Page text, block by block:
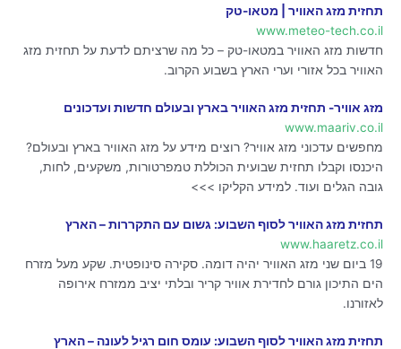
תחזית מזג האוויר | מטאו-טק
www.meteo-tech.co.il
חדשות מזג האוויר במטאו-טק – כל מה שרציתם לדעת על תחזית מזג
האוויר בכל אזורי וערי הארץ בשבוע הקרוב.
מזג אוויר- תחזית מזג האוויר בארץ ובעולם חדשות ועדכונים
www.maariv.co.il
מחפשים עדכוני מזג אוויר? רוצים מידע על מזג האוויר בארץ ובעולם?
היכנסו וקבלו תחזית שבועית הכוללת טמפרטורות, משקעים, לחות,
גובה הגלים ועוד. למידע הקליקו >>>
תחזית מזג האוויר לסוף השבוע: גשום עם התקררות – הארץ
www.haaretz.co.il
19 ביום שני מזג האוויר יהיה דומה. סקירה סינופטית. שקע מעל מזרח
הים התיכון גורם לחדירת אוויר קריר ובלתי יציב ממזרח אירופה
לאזורנו.
תחזית מזג האוויר לסוף השבוע: עומס חום רגיל לעונה – הארץ